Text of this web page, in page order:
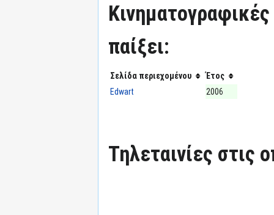
Κινηματογραφικές
παίξει:
Σελίδα περιεχομένου
Έτος
Edwart
2006
Τηλεταινίες στις